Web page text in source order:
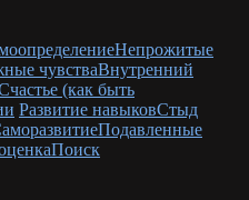
Непрожитые
чувстваВнутренний
(как быть
Развитие навыковСтыд
Подавленные
Поиск